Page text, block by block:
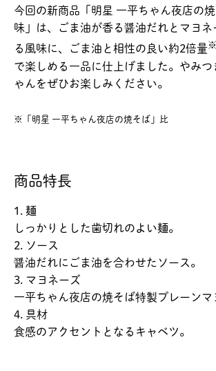
今回の新商品「明星 一平ちゃん夜店の
味」は、ごま油が香る醤油だれとマヨネ
る風味に、ごま油と相性の良い約2倍量 ※
で楽しめる一品に仕上げました。やみつ
ゃんをぜひお楽しみください。
※「明星 一平ちゃん夜店の焼そば」比
商品特長
1. 麺
しっかりとした歯切れのよい麺。
2. ソース
醤油だれにごま油を合わせたソース。
3. マヨネーズ
一平ちゃん夜店の焼そば特製プレーンマ
4. 具材
食感のアクセントとなるキャベツ。